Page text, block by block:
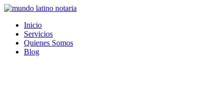
Saltar
contenido
Inicio
Servicios
Quienes Somos
Blog